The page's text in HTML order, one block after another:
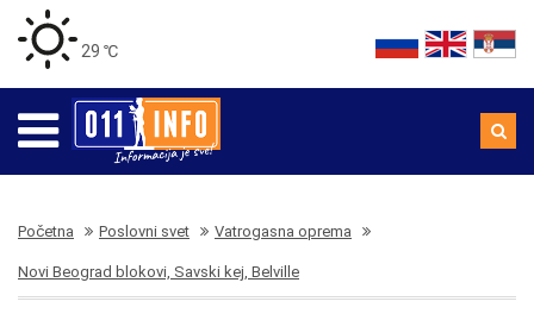
29 ℃
Početna Poslovni svet Vatrogasna oprema
Novi Beograd blokovi, Savski kej, Belville